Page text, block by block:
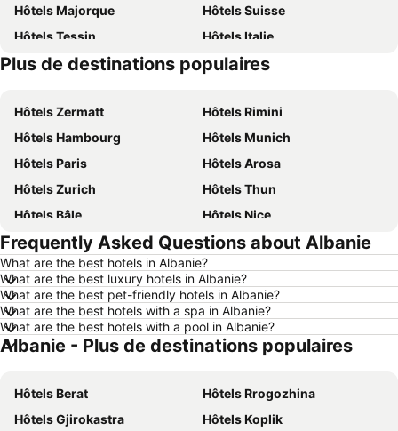
Hôtels Majorque
Hôtels Suisse
Hôtels Tessin
Hôtels Italie
Hôtels Sardaigne
Hôtels Davos
Plus de destinations populaires
Hôtels Zermatt
Hôtels Rimini
Hôtels Hambourg
Hôtels Munich
Hôtels Paris
Hôtels Arosa
Hôtels Zurich
Hôtels Thun
Hôtels Bâle
Hôtels Nice
Hôtels Lucerne
Hôtels Copenhague
Hôtels Rome
Hôtels St Moritz
Hôtels Palma
Hôtels Pontresina
Hôtels Annecy
Hôtels Berne
Hôtels Amsterdam
Hôtels Lac de Garde
Hôtels Ibiza
Hôtels Grisons
Hôtels Tyrol du Sud
Hôtels Ligurie
Frequently Asked Questions about Albanie
What are the best hotels in Albanie?
What are the best luxury hotels in Albanie?
What are the best pet-friendly hotels in Albanie?
What are the best hotels with a spa in Albanie?
What are the best hotels with a pool in Albanie?
Albanie - Plus de destinations populaires
Hôtels Berat
Hôtels Rrogozhina
Hôtels Gjirokastra
Hôtels Koplik